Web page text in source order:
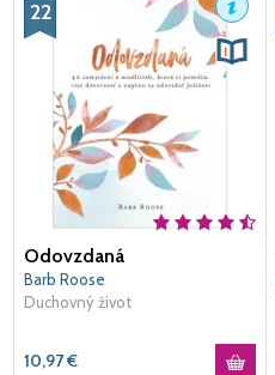
22
Odovzdaná
Barb Roose
Duchovný život
10,97€